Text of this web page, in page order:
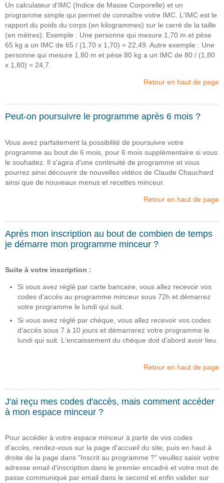
Un calculateur d'IMC (Indice de Masse Corporelle) et un
programme simple qui permet de connaître votre IMC. L'IMC est le
rapport du poids du corps (en kilogrammes) sur le carré de la taille
(en mètres). Exemple : Une personne qui mesure 1,70 m et pèse
65 kg a un IMC de 65 / (1,70 x 1,70) = 22,49. Autre exemple : Une
personne qui mesure 1,80 m et pèse 80 kg a un IMC de 80 / (1,80
x 1,80) = 24,7.
Retour en haut de page
Peut-on poursuivre le programme après 6 mois ?
Vous avez parfaitement la possibilité de poursuivre votre
programme au bout de 6 mois, pour 6 mois supplémentaire si vous
le souhaitez. Il s'agira d'une continuité de programme et vous
pourrez ainsi découvrir de nouvelles vidéos de Claude Chauchard
ainsi que de nouveaux menus et recettes minceur.
Retour en haut de page
Après mon inscription au bout de combien de temps
je démarre mon programme minceur ?
Suite à votre inscription :
Si vous avez réglé par carte bancaire, vous allez recevoir vos
codes d'accès au programme minceur sous 72h et démarrez
votre programme le lundi qui suit.
Si vous avez réglé par chèque, vous allez recevoir vos codes
d'accès sous 7 à 10 jours et démarrerez votre programme le
lundi qui suit. L'encaissement du chèque doit d'abord avoir lieu.
Retour en haut de page
J'ai reçu mes codes d'accès, mais comment accéder
à mon espace minceur ?
Pour accéder à votre espace minceur à partir de vos codes
d'accès, rendez-vous sur la page d'accueil du site, puis en haut à
droite de la page dans "Inscrit au programme ?" veuillez saisir votre
adresse email d'inscription dans le premier encadré et votre mot de
passe communiqué par email dans le second et enfin valider sur